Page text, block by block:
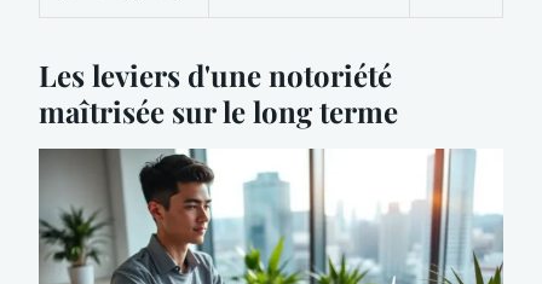
Les leviers d'une notoriété
maîtrisée sur le long terme